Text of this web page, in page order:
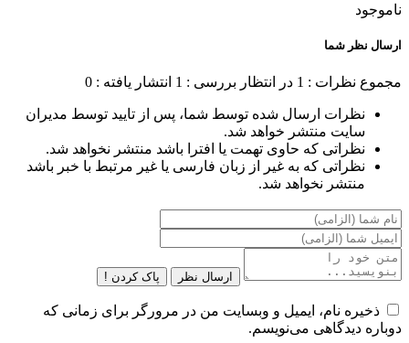
ناموجود
ارسال نظر شما
مجموع نظرات : 1 در انتظار بررسی : 1 انتشار یافته : 0
نظرات ارسال شده توسط شما، پس از تایید توسط مدیران
سایت منتشر خواهد شد.
نظراتی که حاوی تهمت یا افترا باشد منتشر نخواهد شد.
نظراتی که به غیر از زبان فارسی یا غیر مرتبط با خبر باشد
منتشر نخواهد شد.
ارسال نظر پاک کردن !
ذخیره نام، ایمیل و وبسایت من در مرورگر برای زمانی که
دوباره دیدگاهی می‌نویسم.